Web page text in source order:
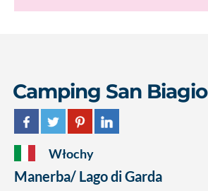
Camping San Biagio
Włochy
Manerba/ Lago di Garda